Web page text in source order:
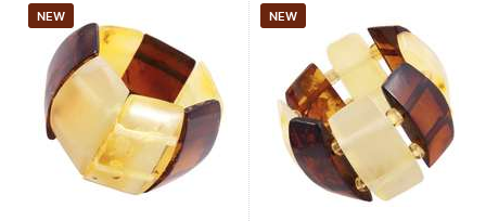
NEW NEW